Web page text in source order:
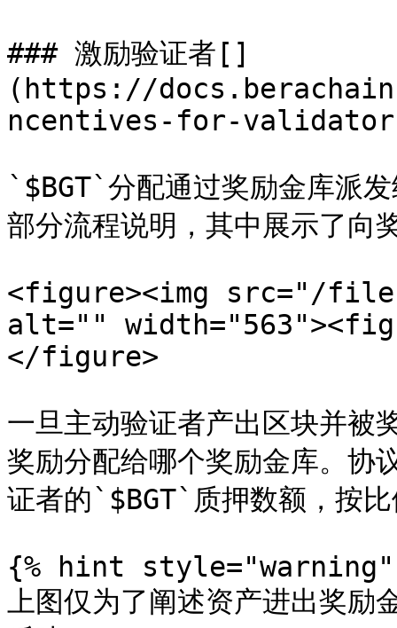
### 激励验证者[​]
(https://
ncentives-for-validators-
`$BGT`分配通过奖励金库派
部分流程说明，其中展示了向
<figure><img src="/
alt=""
</figure>
一旦主动验证者产出区块并
奖励分配给哪个奖励金库。协
证者的`$BGT`质押数额，按
{% hint style="warning"
上图仅为了阐述资产进出奖